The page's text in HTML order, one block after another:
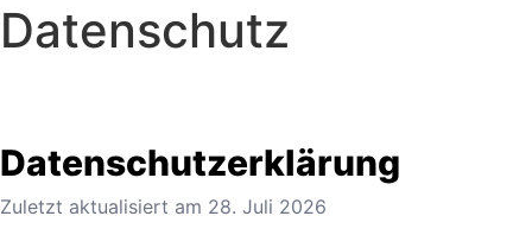
Datenschutz
Datenschutzerklärung
Zuletzt aktualisiert am 28. Juli 2026